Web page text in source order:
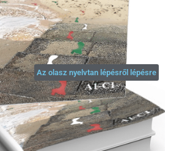
Az olasz nyelvtan lépésről lépésre